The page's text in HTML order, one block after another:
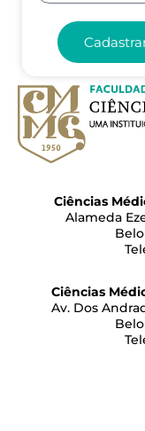
Ciências
Alameda
Ciências
Av. Dos